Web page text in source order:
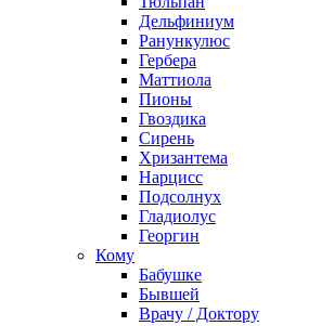
Дельфиниум
Ранункулюс
Гербера
Маттиола
Пионы
Гвоздика
Сирень
Хризантема
Нарцисс
Подсолнух
Гладиолус
Георгин
Кому
Бабушке
Бывшей
Врачу / Доктору